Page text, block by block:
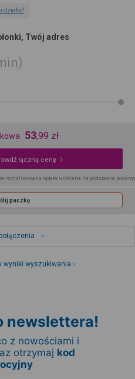
działa?
Twój adres
53,99 zł
łączną cenę
opłata ustalana na podstawie
paczkę
wyniki wyszukiwania
newslettera!
z nowościami i
otrzymaj kod